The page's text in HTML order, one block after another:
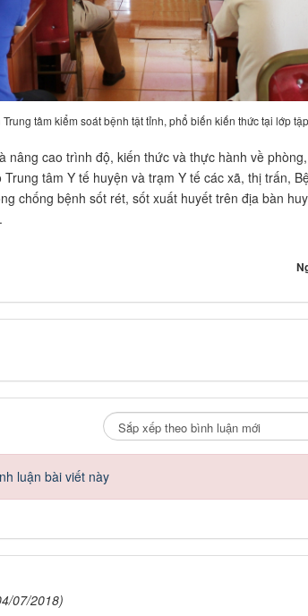
tâm kiểm soát bệnh tật tỉnh, phổ biến kiến thức tại lớp
nâng cao trình độ, kiến thức và thực hành về
tâm Y tế huyện và trạm Y tế các xã, thị trấn,
chống bệnh sốt rét, sốt xuất huyết trên địa bàn
luận bài viết này
07/2018)